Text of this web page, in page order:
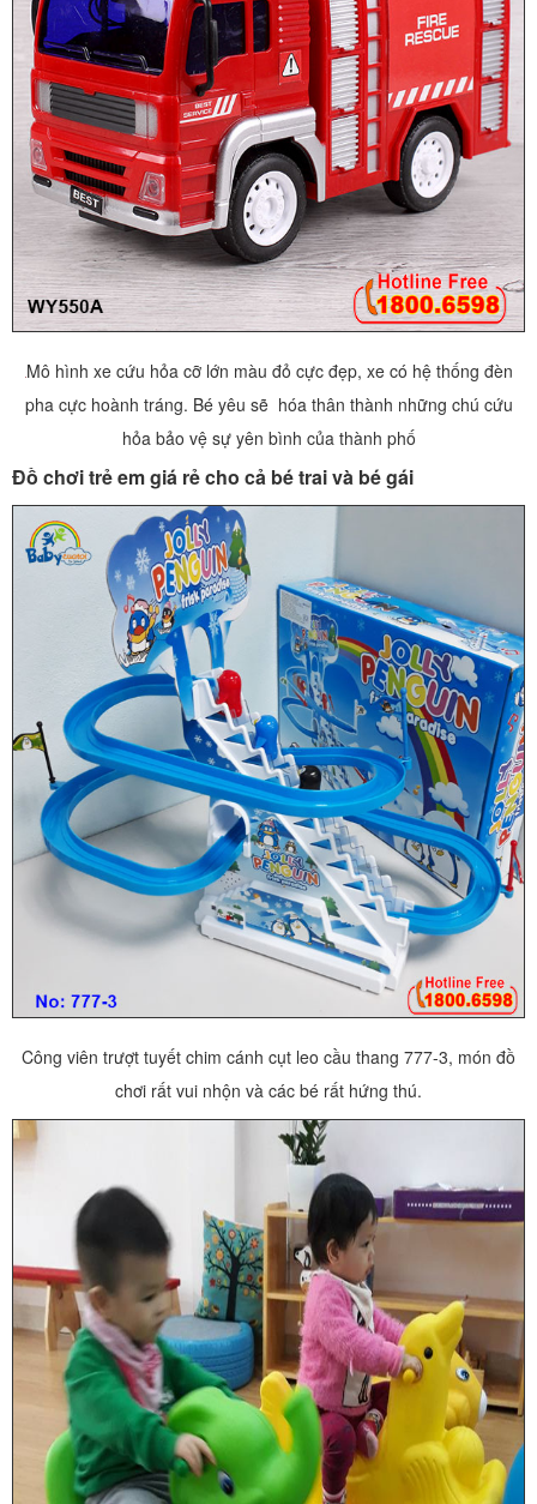
Mô hình xe cứu hỏa cỡ lớn màu đỏ cực đẹp, xe có hệ thống đèn
pha cực hoành tráng. Bé yêu sẽ hóa thân thành những chú cứu
hỏa bảo vệ sự yên bình của thành phố
Đồ chơi trẻ em giá rẻ cho cả bé trai và bé gái
Công viên trượt tuyết chim cánh cụt leo cầu thang 777-3, món đồ
chơi rất vui nhộn và các bé rất hứng thú.